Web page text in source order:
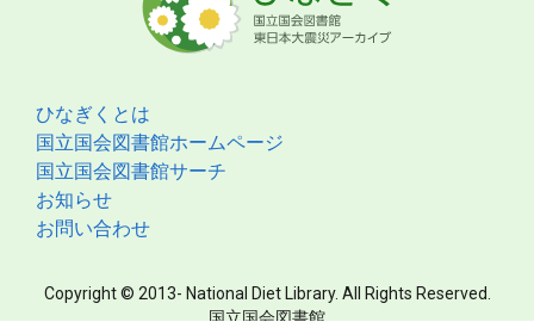
ひなぎくとは
国立国会図書館ホームページ
国立国会図書館サーチ
お知らせ
お問い合わせ
Copyright © 2013- National Diet Library. All Rights Reserved.